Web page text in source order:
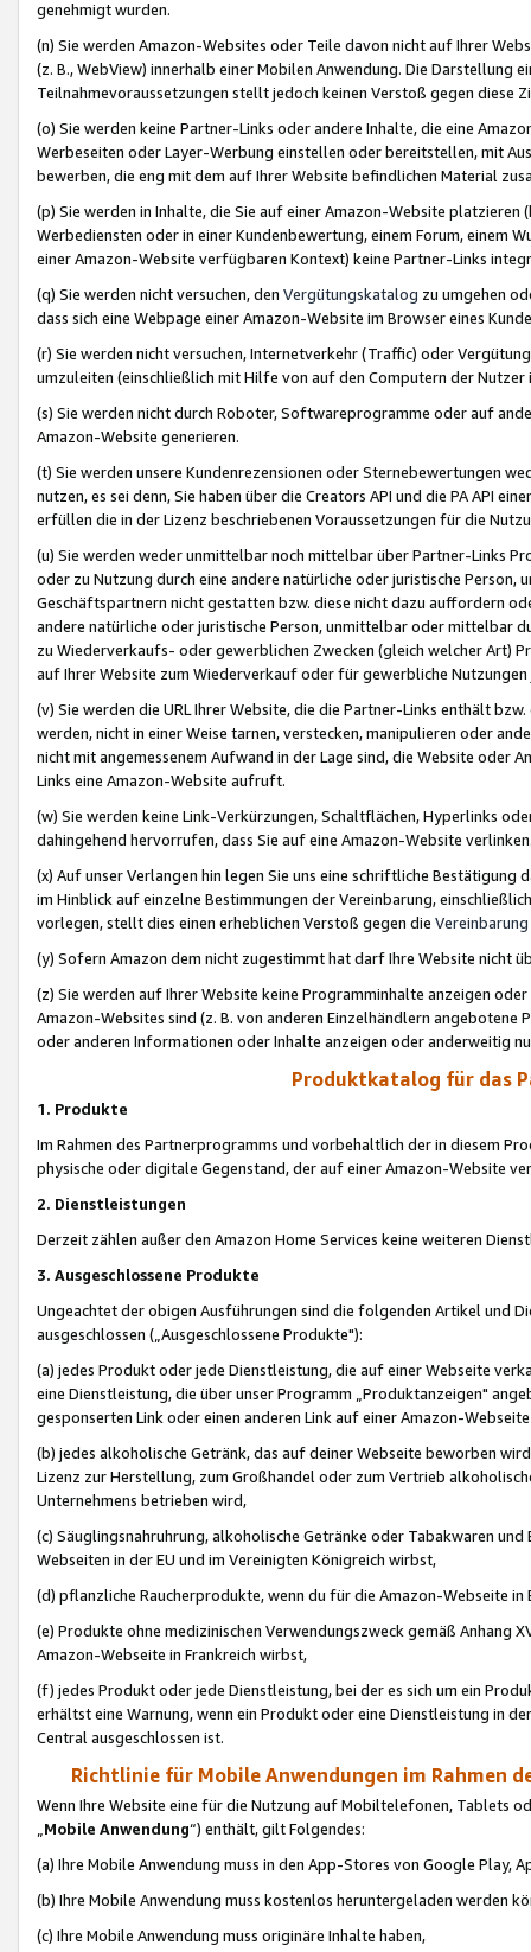
genehmigt wurden.
(n) Sie werden Amazon-Websites oder Teile davon nicht auf Ihrer
(z. B., WebView) innerhalb einer Mobilen Anwendung. Die Darstellung
Teilnahmevoraussetzungen stellt jedoch keinen Verstoß gegen diese
(o) Sie werden keine Partner-Links oder andere Inhalte, die eine
Werbeseiten oder Layer-Werbung einstellen oder bereitstellen, mit
bewerben, die eng mit dem auf Ihrer Website befindlichen Material
(p) Sie werden in Inhalte, die Sie auf einer Amazon-Website
Werbediensten oder in einer Kundenbewertung, einem Forum, einem
einer Amazon-Website verfügbaren Kontext) keine Partner-Links
(q) Sie werden nicht versuchen, den Vergütungskatalog zu umgehen
dass sich eine Webpage einer Amazon-Website im Browser eines
(r) Sie werden nicht versuchen, Internetverkehr (Traffic) oder
umzuleiten (einschließlich mit Hilfe von auf den Computern der
(s) Sie werden nicht durch Roboter, Softwareprogramme oder auf
Amazon-Website generieren.
(t) Sie werden unsere Kundenrezensionen oder Sternebewertungen
nutzen, es sei denn, Sie haben über die Creators API und die PA API
erfüllen die in der Lizenz beschriebenen Voraussetzungen für die
(u) Sie werden weder unmittelbar noch mittelbar über Partner-Links
oder zu Nutzung durch eine andere natürliche oder juristische
Geschäftspartnern nicht gestatten bzw. diese nicht dazu auffordern
andere natürliche oder juristische Person, unmittelbar oder mittelbar
zu Wiederverkaufs- oder gewerblichen Zwecken (gleich welcher Art)
auf Ihrer Website zum Wiederverkauf oder für gewerbliche
(v) Sie werden die URL Ihrer Website, die die Partner-Links enthält
werden, nicht in einer Weise tarnen, verstecken, manipulieren oder
nicht mit angemessenem Aufwand in der Lage sind, die Website oder
Links eine Amazon-Website aufruft.
(w) Sie werden keine Link-Verkürzungen, Schaltflächen, Hyperlinks
dahingehend hervorrufen, dass Sie auf eine Amazon-Website
(x) Auf unser Verlangen hin legen Sie uns eine schriftliche
im Hinblick auf einzelne Bestimmungen der Vereinbarung,
vorlegen, stellt dies einen erheblichen Verstoß gegen die Vereinbarung
(y) Sofern Amazon dem nicht zugestimmt hat darf Ihre Website nicht
(z) Sie werden auf Ihrer Website keine Programminhalte anzeigen
Amazon-Websites sind (z. B. von anderen Einzelhändlern
oder anderen Informationen oder Inhalte anzeigen oder anderweitig
Produktkatalog für das
1. Produkte
Im Rahmen des Partnerprogramms und vorbehaltlich der in diesem
physische oder digitale Gegenstand, der auf einer Amazon-Website
2. Dienstleistungen
Derzeit zählen außer den Amazon Home Services keine weiteren
3. Ausgeschlossene Produkte
Ungeachtet der obigen Ausführungen sind die folgenden Artikel und
ausgeschlossen („Ausgeschlossene Produkte"):
(a) jedes Produkt oder jede Dienstleistung, die auf einer Webseite
eine Dienstleistung, die über unser Programm „Produktanzeigen"
gesponserten Link oder einen anderen Link auf einer Amazon-
(b) jedes alkoholische Getränk, das auf deiner Webseite beworben
Lizenz zur Herstellung, zum Großhandel oder zum Vertrieb
Unternehmens betrieben wird,
(c) Säuglingsnahruhrung, alkoholische Getränke oder Tabakwaren
Webseiten in der EU und im Vereinigten Königreich wirbst,
(d) pflanzliche Raucherprodukte, wenn du für die Amazon-Webseite in
(e) Produkte ohne medizinischen Verwendungszweck gemäß Anhang
Amazon-Webseite in Frankreich wirbst,
(f) jedes Produkt oder jede Dienstleistung, bei der es sich um ein
erhältst eine Warnung, wenn ein Produkt oder eine Dienstleistung in
Central ausgeschlossen ist.
Richtlinie für Mobile Anwendungen im Rahmen
Wenn Ihre Website eine für die Nutzung auf Mobiltelefonen, Tablets
„Mobile Anwendung“) enthält, gilt Folgendes:
(a) Ihre Mobile Anwendung muss in den App-Stores von Google Play,
(b) Ihre Mobile Anwendung muss kostenlos heruntergeladen werden
(c) Ihre Mobile Anwendung muss originäre Inhalte haben,